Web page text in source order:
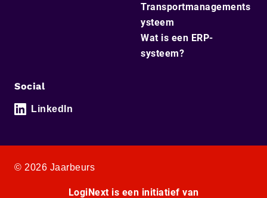
Transportmanagements
ysteem
Wat is een ERP-
systeem?
Social
LinkedIn
© 2026 Jaarbeurs
LogiNext is een initiatief van